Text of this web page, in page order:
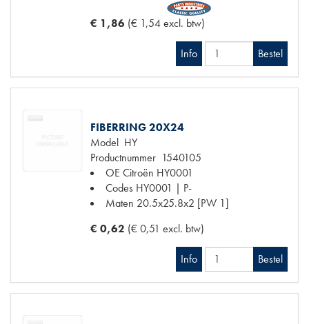
€ 1,86 (€ 1,54 excl. btw)
Info Bestel
FIBERRING 20X24
Model HY
Productnummer 1540105
OE Citroën HY0001
Codes HY0001 | P-
Maten 20.5x25.8x2 [PW 1]
€ 0,62 (€ 0,51 excl. btw)
Info Bestel